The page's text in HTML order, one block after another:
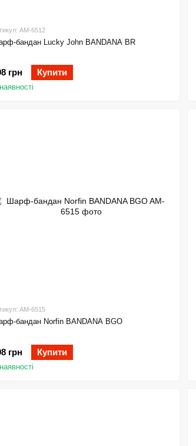
AM-6512
бандан Lucky John BANDANA BR
грн Купити
AM-6515
бандан Norfin BANDANA BGO
грн Купити